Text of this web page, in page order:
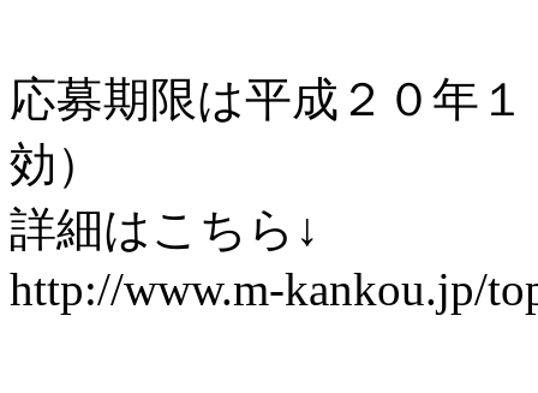
応募期限は平成２０年
効）
詳細はこちら↓
http://www.m-kankou.jp/